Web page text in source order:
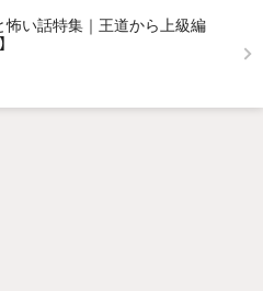
怖い話特集｜王道から上級編